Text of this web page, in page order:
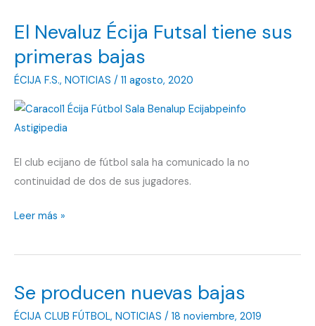
de
varios
fichajes
El Nevaluz Écija Futsal tiene sus
primeras bajas
ÉCIJA F.S., NOTICIAS / 11 agosto, 2020
El club ecijano de fútbol sala ha comunicado la no
continuidad de dos de sus jugadores.
El
Écija
tiene
sus
Leer más »
Se producen nuevas bajas
ÉCIJA CLUB FÚTBOL, NOTICIAS / 18 noviembre, 2019